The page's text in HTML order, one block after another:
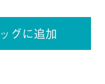
グに追加